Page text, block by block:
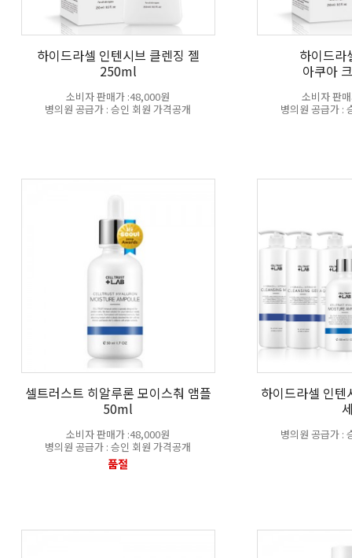
하이드라셀 인텐시브 클렌징 젤
250ml
소비자 판매가 :48,000원
병의원 공급가 : 승인 회원 가격공개
하이드라
아쿠아
소비자 판
병의원 공급가 :
셀트러스트 히알루론 모이스춰 앰플
50ml
소비자 판매가 :48,000원
병의원 공급가 : 승인 회원 가격공개
품절
하이드라셀 인텐
병의원 공급가 :